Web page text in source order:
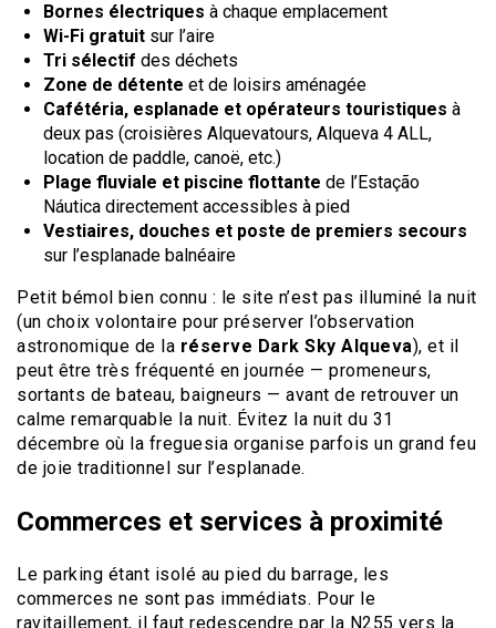
Bornes électriques à chaque emplacement
Wi-Fi gratuit sur l’aire
Tri sélectif des déchets
Zone de détente et de loisirs aménagée
Cafétéria, esplanade et opérateurs touristiques à
deux pas (croisières Alquevatours, Alqueva 4 ALL,
location de paddle, canoë, etc.)
Plage fluviale et piscine flottante de l’Estação
Náutica directement accessibles à pied
Vestiaires, douches et poste de premiers secours
sur l’esplanade balnéaire
Petit bémol bien connu : le site n’est pas illuminé la nuit
(un choix volontaire pour préserver l’observation
astronomique de la réserve Dark Sky Alqueva), et il
peut être très fréquenté en journée — promeneurs,
sortants de bateau, baigneurs — avant de retrouver un
calme remarquable la nuit. Évitez la nuit du 31
décembre où la freguesia organise parfois un grand feu
de joie traditionnel sur l’esplanade.
Commerces et services à proximité
Le parking étant isolé au pied du barrage, les
commerces ne sont pas immédiats. Pour le
ravitaillement, il faut redescendre par la N255 vers la